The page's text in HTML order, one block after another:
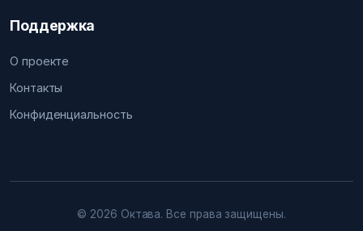
Поддержка
О проекте
Контакты
Конфиденциальность
© 2026 Октава. Все права защищены.